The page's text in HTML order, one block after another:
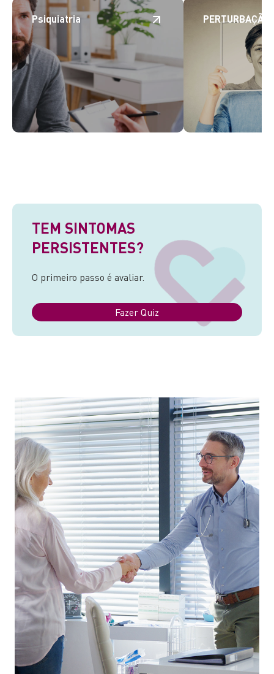
Psiquiatria PERTURBAÇÃO
TEM SINTOMAS
PERSISTENTES?
O primeiro passo é avaliar.
Fazer Quiz